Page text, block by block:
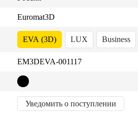
Euromat3D
EVA (3D) LUX Business
EM3DEVA-001117
Уведомить о поступлении